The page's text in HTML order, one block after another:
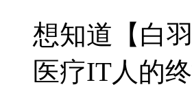
想知道【白
医疗IT人的